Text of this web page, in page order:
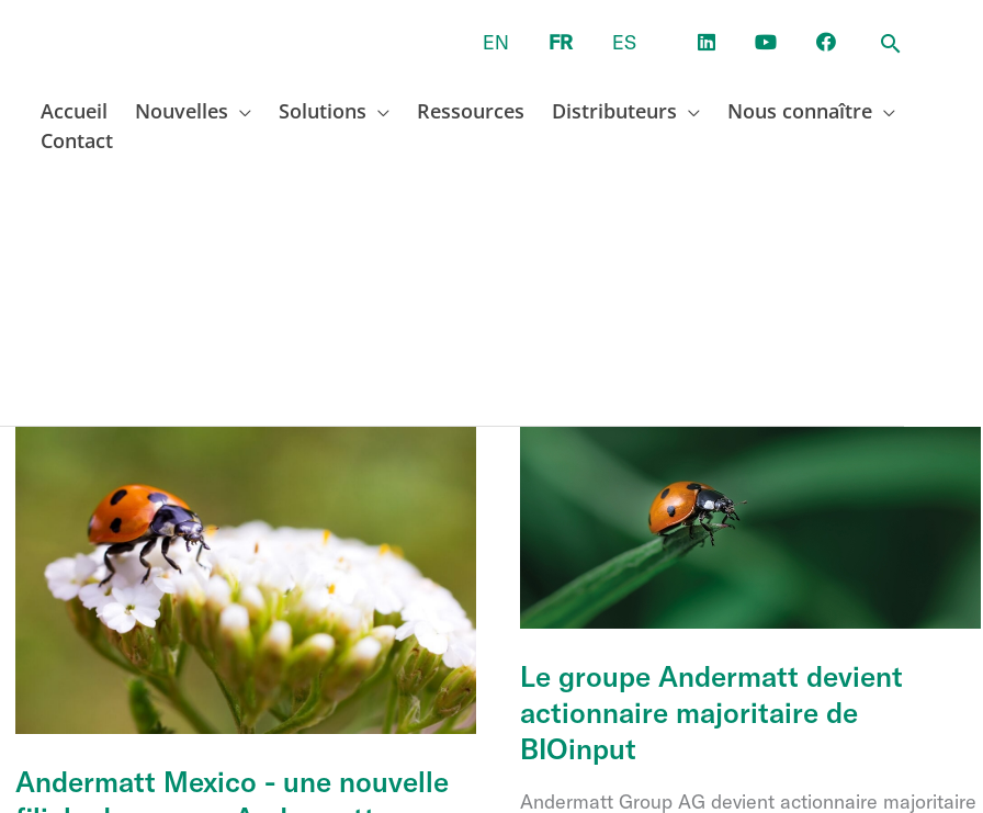
EN FR ES
Accueil Nouvelles Solutions Ressources Distributeurs
Nous connaître
Contact
Andermatt Mexico - une nouvelle
Le groupe Andermatt devient
actionnaire majoritaire de
BIOinput
Andermatt Group AG devient actionnaire majoritaire